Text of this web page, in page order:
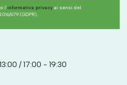
l'informativa privacy ai sensi del
679 (GDPR).
/ 17:00 - 19:30